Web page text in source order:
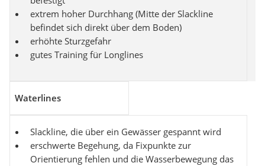
extrem hoher Durchhang (Mitte der Slackline
befindet sich direkt über dem Boden)
erhöhte Sturzgefahr
gutes Training für Longlines
Waterlines
Slackline, die über ein Gewässer gespannt wird
erschwerte Begehung, da Fixpunkte zur
Orientierung fehlen und die Wasserbewegung das